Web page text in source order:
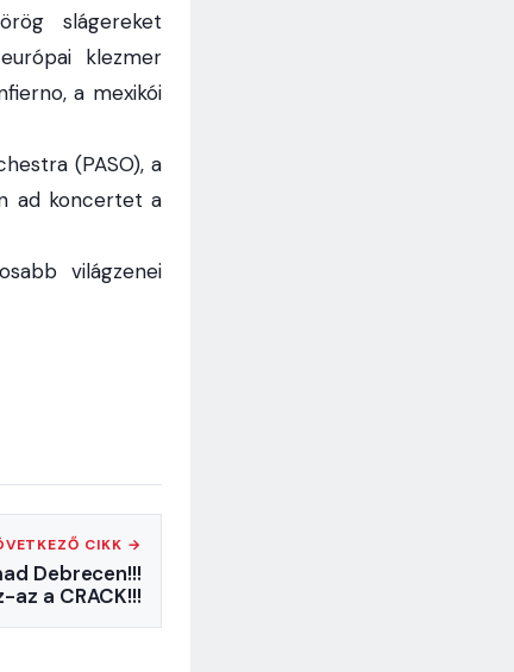
slágereket
klezmer
a mexikói
(PASO), a
ad koncertet a
világzenei
CIKK →
Debrecen!!!
az a CRACK!!!